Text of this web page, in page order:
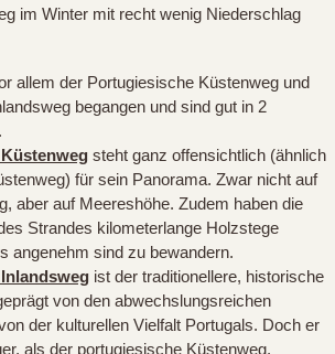
im Winter mit recht wenig Niederschlag
allem der Portugiesische Küstenweg und
begangen und sind gut in 2
steht ganz offensichtlich (ähnlich
für sein Panorama. Zwar nicht auf
aber auf Meereshöhe. Zudem haben die
Strandes kilometerlange Holzstege
angenehm sind zu bewandern.
ist der traditionellere, historische
von den abwechslungsreichen
der kulturellen Vielfalt Portugals. Doch er
als der portugiesische Küstenweg.